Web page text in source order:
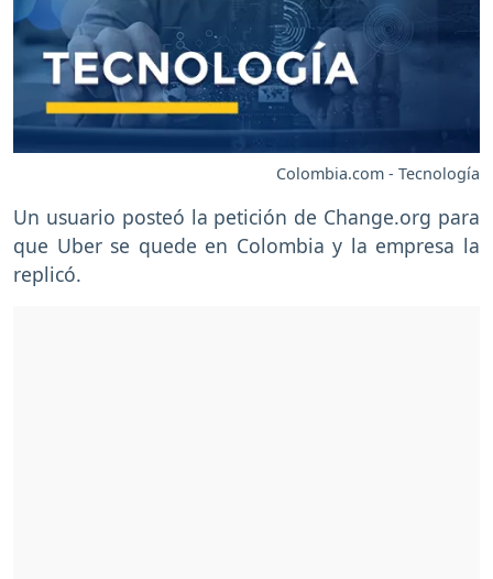
Colombia.com - Tecnología
Un usuario posteó la petición de Change.org para
que Uber se quede en Colombia y la empresa la
replicó.